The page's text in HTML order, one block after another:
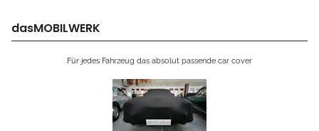
dasMOBILWERK
Für jedes Fahrzeug das absolut passende car cover